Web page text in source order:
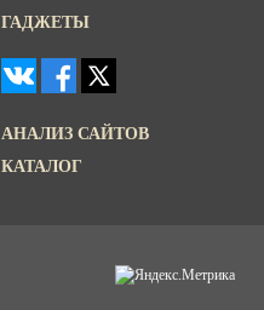
ГАДЖЕТЫ
АНАЛИЗ САЙТОВ
КАТАЛОГ